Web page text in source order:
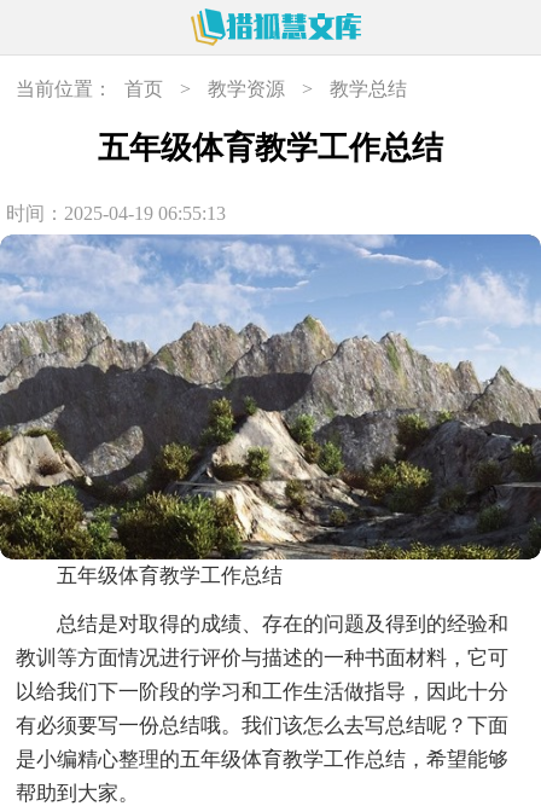
当前位置： 首页 > 教学资源 > 教学总结
五年级体育教学工作总结
时间：2025-04-19 06:55:13
五年级体育教学工作总结
总结是对取得的成绩、存在的问题及得到的经验和
教训等方面情况进行评价与描述的一种书面材料，它可
以给我们下一阶段的学习和工作生活做指导，因此十分
有必须要写一份总结哦。我们该怎么去写总结呢？下面
是小编精心整理的五年级体育教学工作总结，希望能够
帮助到大家。